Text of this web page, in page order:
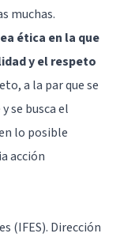
muchas.
ética en la que
y el respeto
a la par que se
se busca el
lo posible
acción
(IFES). Dirección